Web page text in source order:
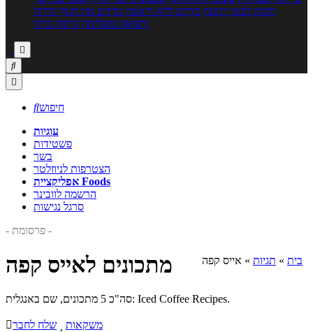
תזונה לבטן רגועה מרזים ללא דיאטה מזיזים את הגוף הרזיה
ורפואה משלימה גורמה ביתי



חיפוש
עוגיות
פשטידות
בשר
הצטרפות לניוזלטר
אפליקציית Foods
הרשמה לוובינר
סרגל נגישות
- פרסומת -
בית » תגיות » אייס קפה מתכונים לאייס קפה
סה"כ 5 מתכונים, שם באנגלית: Iced Coffee Recipes.
שלח לחבר משקאות